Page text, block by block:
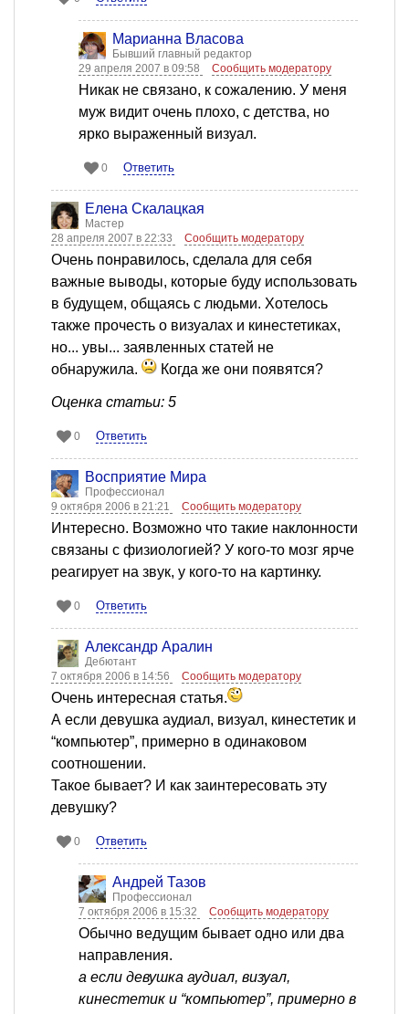
Марианна Власова
Бывший главный редактор
29 апреля 2007 в 09:58
Сообщить модератору
Никак не связано, к сожалению. У меня
муж видит очень плохо, с детства, но
ярко выраженный визуал.
0 Ответить
Елена Скалацкая
Мастер
28 апреля 2007 в 22:33
Сообщить модератору
Очень понравилось, сделала для себя
важные выводы, которые буду использовать
в будущем, общаясь с людьми. Хотелось
также прочесть о визуалах и кинестетиках,
но... увы... заявленных статей не
обнаружила.
Когда же они появятся?
Оценка статьи: 5
0 Ответить
Восприятие Мира
Профессионал
9 октября 2006 в 21:21
Сообщить модератору
Интересно. Возможно что такие наклонности
связаны с физиологией? У кого-то мозг ярче
реагирует на звук, у кого-то на картинку.
0 Ответить
Александр Аралин
Дебютант
7 октября 2006 в 14:56
Сообщить модератору
Очень интересная статья.
А если девушка аудиал, визуал, кинестетик и
“компьютер”, примерно в одинаковом
соотношении.
Такое бывает? И как заинтересовать эту
девушку?
0 Ответить
Андрей Тазов
Профессионал
7 октября 2006 в 15:32
Сообщить модератору
Обычно ведущим бывает одно или два
направления.
а если девушка аудиал, визуал,
кинестетик и “компьютер”, примерно в